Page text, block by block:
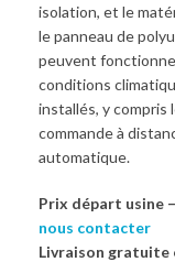
isolation, et le
le panneau de
peuvent
conditions
installés, y compris
commande à
automatique.
Prix départ usine
nous contacter
Livraison gratuite